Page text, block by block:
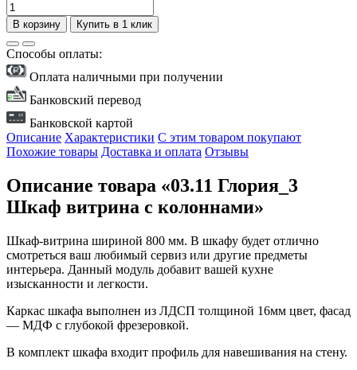
В корзину Купить в 1 клик
Способы оплаты:
Оплата наличными при получении
Банковский перевод
Банковской картой
Описание Характеристики С этим товаром покупают
Похожие товары Доставка и оплата Отзывы
Описание товара «03.11 Глория_3
Шкаф витрина с колоннами»
Шкаф-витрина шириной 800 мм. В шкафу будет отлично
смотреться ваш любимый сервиз или другие предметы
интерьера. Данный модуль добавит вашей кухне
изысканности и легкости.
Каркас шкафа выполнен из ЛДСП толщиной 16мм цвет, фасад
— МДФ с глубокой фрезеровкой.
В комплект шкафа входит профиль для навешивания на стену.